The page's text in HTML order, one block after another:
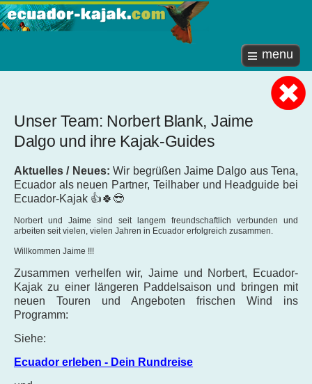
menu
Unser Team: Norbert Blank, Jaime
Dalgo und ihre Kajak-Guides
Aktuelles / Neues: Wir begrüßen Jaime Dalgo aus Tena,
Ecuador als neuen Partner, Teilhaber und Headguide bei
Ecuador-Kajak 👍🍀😎
Norbert und Jaime sind seit langem freundschaftlich verbunden und
arbeiten seit vielen, vielen Jahren in Ecuador erfolgreich zusammen.
Willkommen Jaime !!!
Zusammen verhelfen wir, Jaime und Norbert, Ecuador-
Kajak zu einer längeren Paddelsaison und bringen mit
neuen Touren und Angeboten frischen Wind ins
Programm:
Siehe:
Ecuador erleben - Dein Rundreise